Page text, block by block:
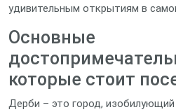
удивительным открытиям в
Основные
которые стоит
Дерби – это город,